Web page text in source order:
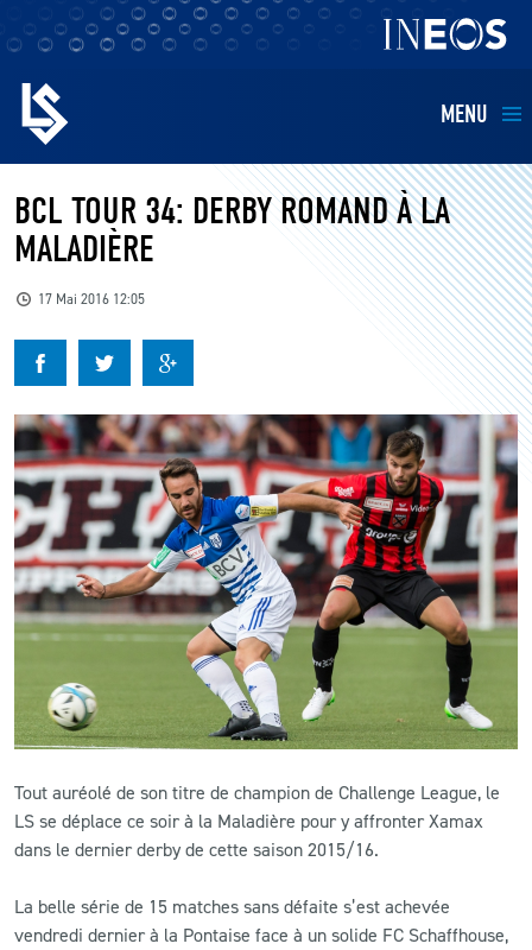
MENU
EQUIPES
BILLETTERIE
KIDS
BUSINESS
RESTAURATION
CLUB
ACTUALITÉS
L’APP DU LS
LS ACADEMY CAMPS
MATCH DES CELEBRITES
BCL TOUR 34: DERBY ROMAND À LA
MALADIÈRE
17 Mai 2016 12:05
Tout auréolé de son titre de champion de Challenge League, le
LS se déplace ce soir à la Maladière pour y affronter Xamax
dans le dernier derby de cette saison 2015/16.
La belle série de 15 matches sans défaite s’est achevée
vendredi dernier à la Pontaise face à un solide FC Schaffhouse,